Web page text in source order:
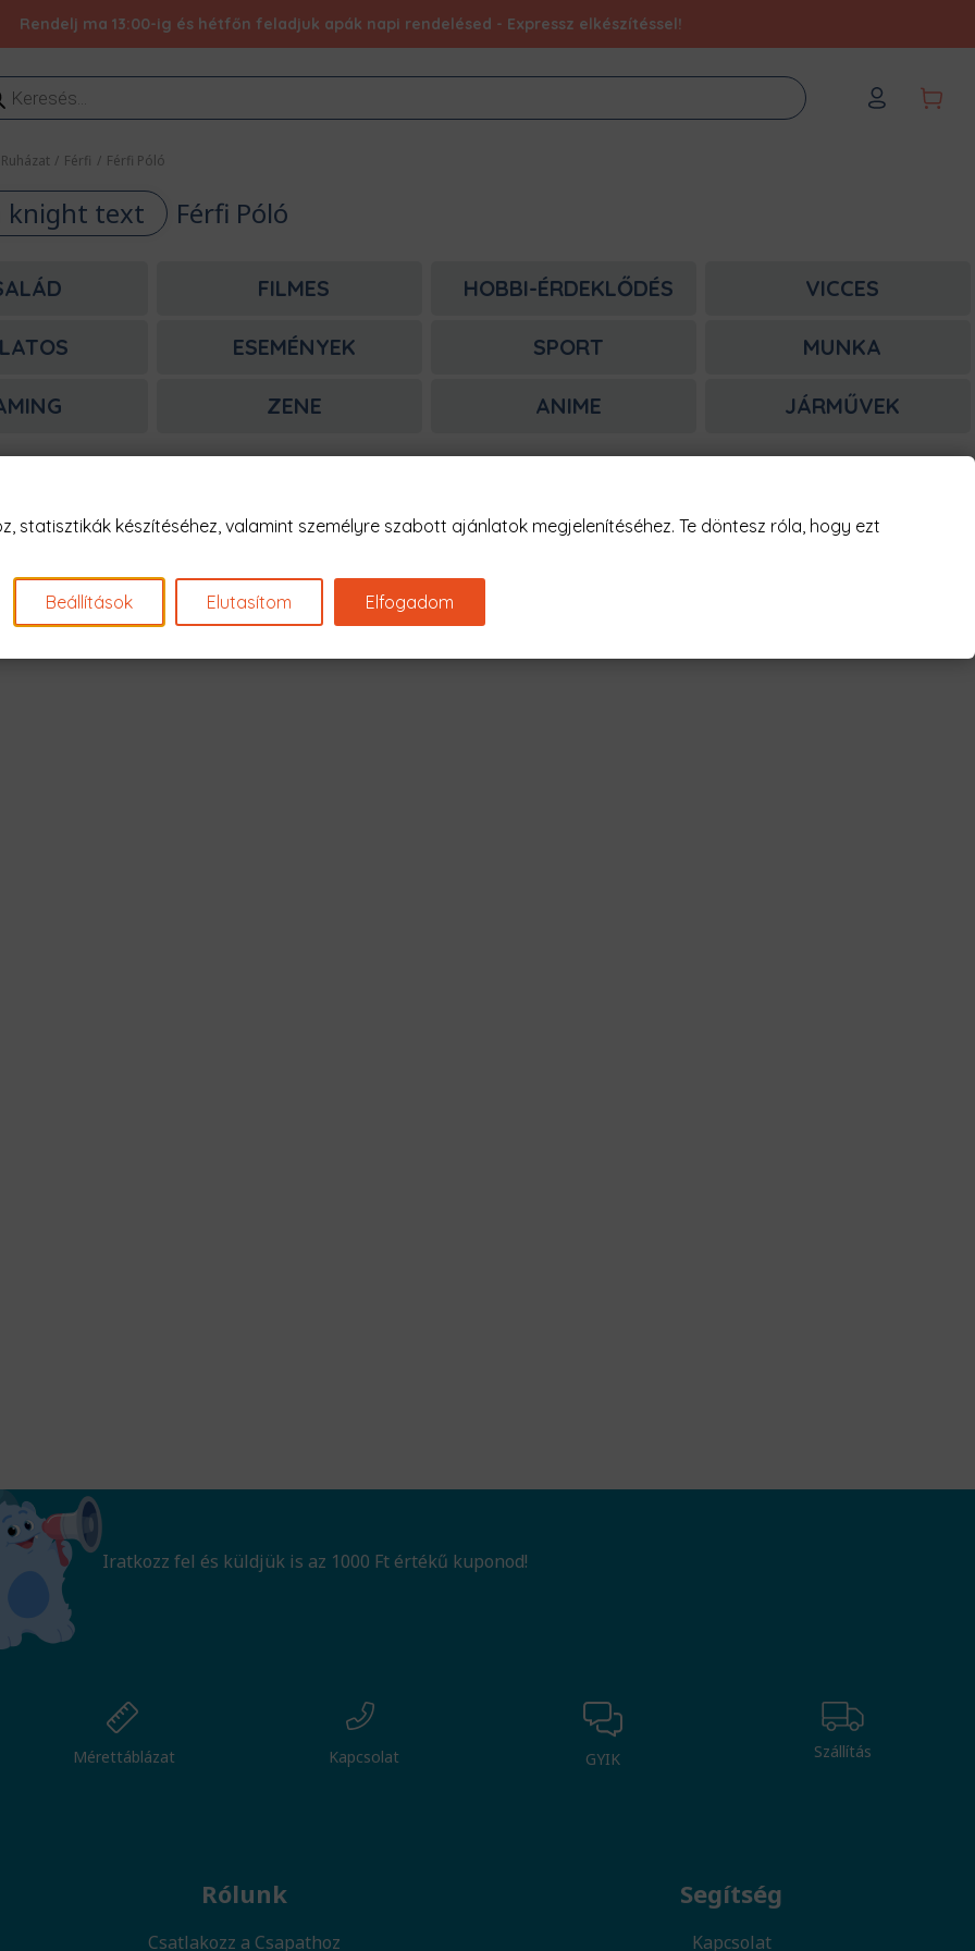
Rendelj ma 13:00-ig és hétfőn feladjuk apák napi rendelésed - Expressz elkészítéssel!
Ruházat / Férfi / Férfi Póló
knight text Férfi Póló
FILMES HOBBI-ÉRDEKLŐDÉS VICCES
ESEMÉNYEK SPORT MUNKA
ZENE ANIME JÁRMŰVEK
Nagyon sajnáljuk! 😥
Nincs találat erre: "death knight text Férfi Póló"
Iratkozz fel és küldjük is az 1000 Ft értékű kuponod!
Mérettáblázat Kapcsolat GYIK Szállítás
Rólunk
Csatlakozz a Csapathoz
Segítség
Kapcsolat
statisztikák készítéséhez, valamint személyre szabott ajánlatok megjelenítéséhez. Te döntesz róla, hogy ezt
Beállítások Elutasítom Elfogadom